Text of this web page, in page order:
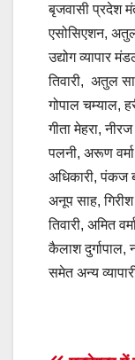
बृजवासी प्रदेश
एसोसिएशन,
उद्योग व्यापार
तिवारी, अतुल
गोपाल चम्याल,
गीता मेहरा,
पलनी, अरूण
अधिकारी, पंकज
अनूप साह,
तिवारी, अमित
कैलाश दुर्गापाल,
समेत अन्य